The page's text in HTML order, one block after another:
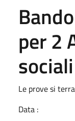
per 2
sociali
Le prove si
Data :